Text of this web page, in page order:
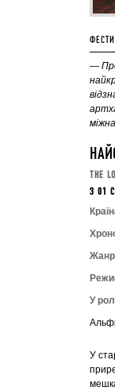
—
THE
З 01
У
У